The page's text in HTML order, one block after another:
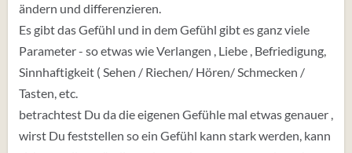
ändern und differenzieren.
Es gibt das Gefühl und in dem Gefühl gibt es ganz viele
Parameter - so etwas wie Verlangen , Liebe , Befriedigung,
Sinnhaftigkeit ( Sehen / Riechen/ Hören/ Schmecken /
Tasten, etc.
betrachtest Du da die eigenen Gefühle mal etwas genauer ,
wirst Du feststellen so ein Gefühl kann stark werden, kann